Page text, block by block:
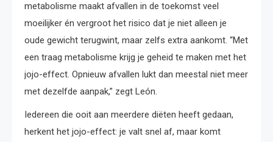
metabolisme maakt afvallen in de toekomst veel
moeilijker én vergroot het risico dat je niet alleen je
oude gewicht terugwint, maar zelfs extra aankomt. “Met
een traag metabolisme krijg je geheid te maken met het
jojo-effect. Opnieuw afvallen lukt dan meestal niet meer
met dezelfde aanpak,” zegt León.
Iedereen die ooit aan meerdere diëten heeft gedaan,
herkent het jojo-effect: je valt snel af, maar komt